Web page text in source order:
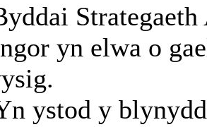
yn elwa o
ystod y